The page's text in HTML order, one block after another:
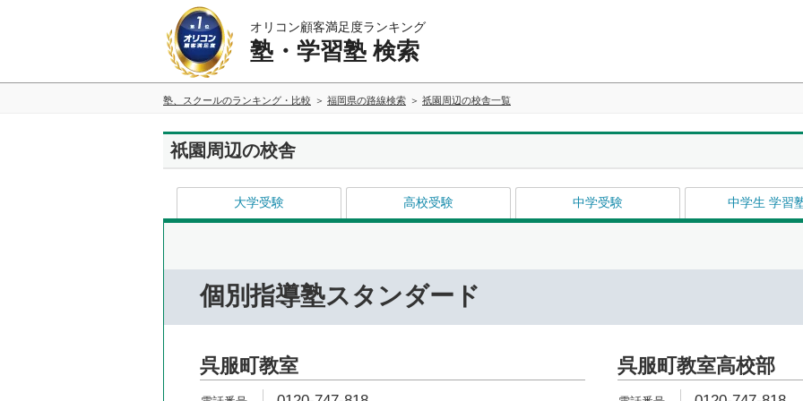
オリコン顧客満足度ランキング
塾・学習塾 検索
塾、スクールのランキング・比較 福岡県の路線検索 祇園周辺の校舎一覧
祇園周辺の校舎
大学受験 高校受験 中学受験 中学生 学習
個別指導塾スタンダード
呉服町教室 呉服町教室高校部